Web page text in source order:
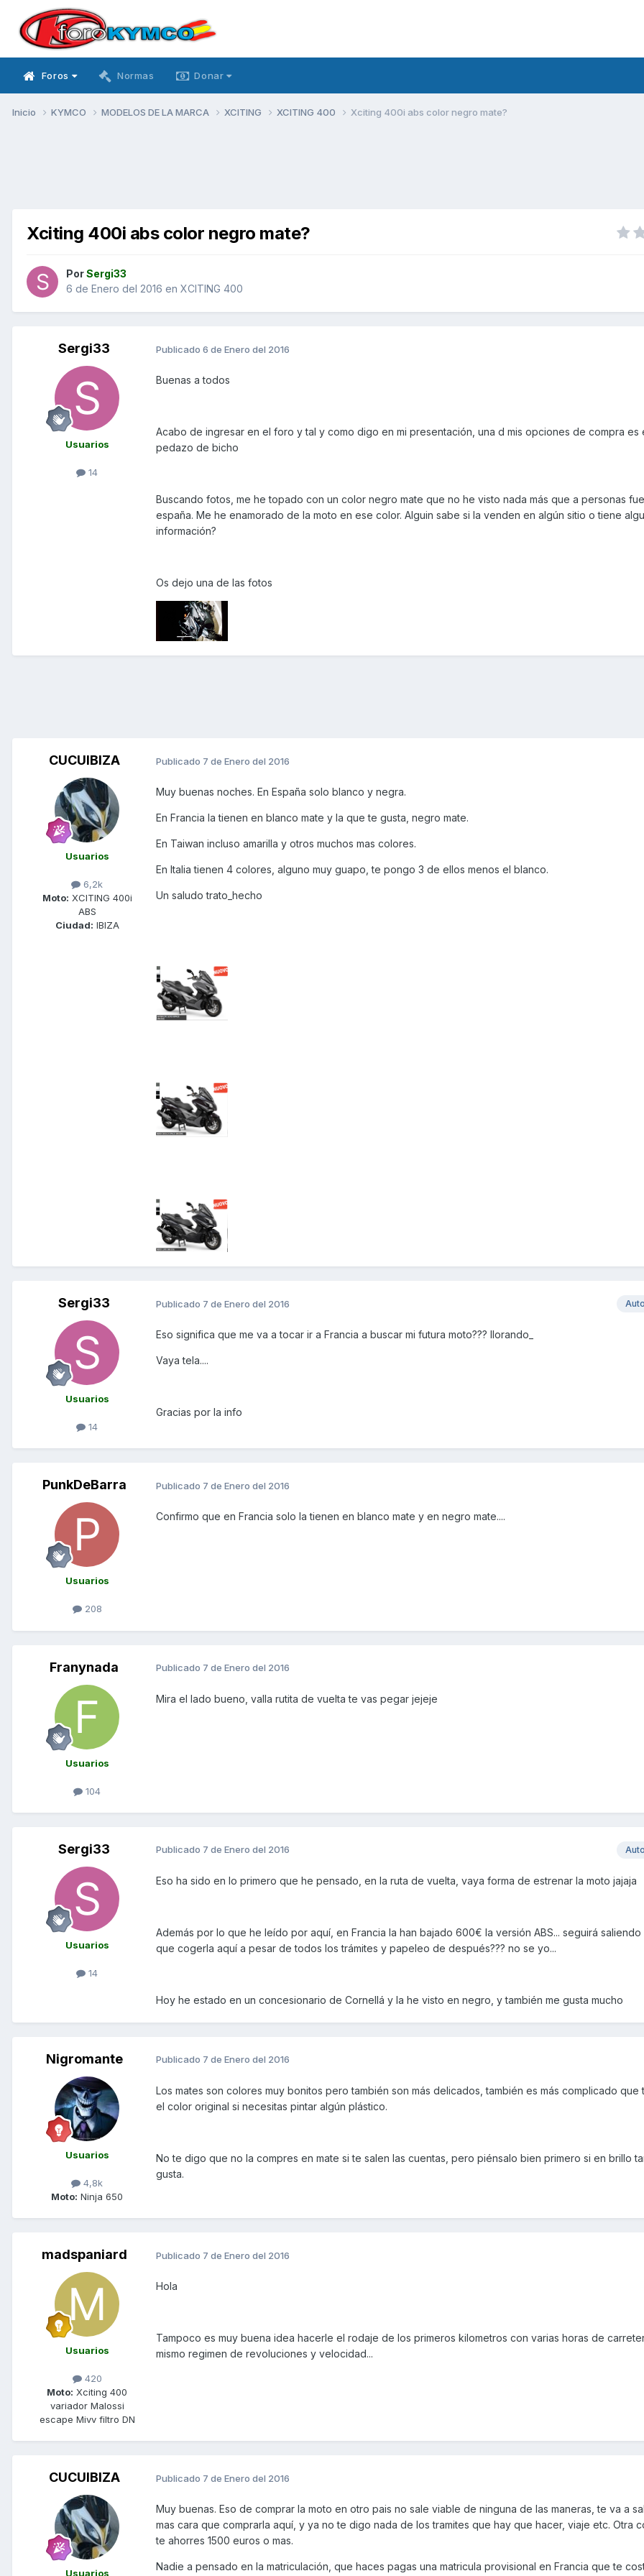
Foros Normas Donar
Inicio KYMCO MODELOS DE LA MARCA XCITING XCITING 400 Xciting 400i abs color negro mate?
Xciting 400i abs color negro mate?
PorSergi33
6 de Enero del 2016 en XCITING 400
Sergi33
Usuarios
14
Publicado 6 de Enero del 2016
Buenas a todos
Acabo de ingresar en el foro y tal y como digo en mi presentación, una d mis opciones de compra es
pedazo de bicho
Buscando fotos, me he topado con un color negro mate que no he visto nada más que a personas
españa. Me he enamorado de la moto en ese color. Alguin sabe si la venden en algún sitio o tiene
información?
Os dejo una de las fotos
CUCUIBIZA
Usuarios
6,2k
Moto: XCITING 400i
ABS
Ciudad: IBIZA
Publicado 7 de Enero del 2016
Muy buenas noches. En España solo blanco y negra.
En Francia la tienen en blanco mate y la que te gusta, negro mate.
En Taiwan incluso amarilla y otros muchos mas colores.
En Italia tienen 4 colores, alguno muy guapo, te pongo 3 de ellos menos el blanco.
Un saludo trato_hecho
Sergi33
Usuarios
14
Publicado 7 de Enero del 2016
Eso significa que me va a tocar ir a Francia a buscar mi futura moto??? llorando_
Vaya tela....
Gracias por la info
PunkDeBarra
Usuarios
208
Publicado 7 de Enero del 2016
Confirmo que en Francia solo la tienen en blanco mate y en negro mate....
Franynada
Usuarios
104
Publicado 7 de Enero del 2016
Mira el lado bueno, valla rutita de vuelta te vas pegar jejeje
Sergi33
Usuarios
14
Publicado 7 de Enero del 2016
Eso ha sido en lo primero que he pensado, en la ruta de vuelta, vaya forma de estrenar la moto jajaja
Además por lo que he leído por aquí, en Francia la han bajado 600€ la versión ABS... seguirá saliendo
que cogerla aquí a pesar de todos los trámites y papeleo de después??? no se yo...
Hoy he estado en un concesionario de Cornellá y la he visto en negro, y también me gusta mucho
Nigromante
Usuarios
4,8k
Moto: Ninja 650
Publicado 7 de Enero del 2016
Los mates son colores muy bonitos pero también son más delicados, también es más complicado que
el color original si necesitas pintar algún plástico.
No te digo que no la compres en mate si te salen las cuentas, pero piénsalo bien primero si en brillo
gusta.
madspaniard
Usuarios
420
Moto: Xciting 400
variador Malossi
escape Mivv filtro DN
Publicado 7 de Enero del 2016
Hola
Tampoco es muy buena idea hacerle el rodaje de los primeros kilometros con varias horas de
mismo regimen de revoluciones y velocidad...
CUCUIBIZA
Usuarios
Publicado 7 de Enero del 2016
Muy buenas. Eso de comprar la moto en otro pais no sale viable de ninguna de las maneras, te va a
mas cara que comprarla aquí, y ya no te digo nada de los tramites que hay que hacer, viaje etc. Otra
te ahorres 1500 euros o mas.
Nadie a pensado en la matriculación, que haces pagas una matricula provisional en Francia que te